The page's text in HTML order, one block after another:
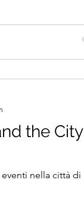
the City
nella città di